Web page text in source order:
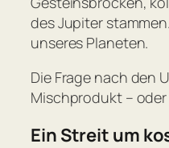
des Jupiter
unseres Planeten.
Die Frage nach den
Mischprodukt –
Ein Streit um